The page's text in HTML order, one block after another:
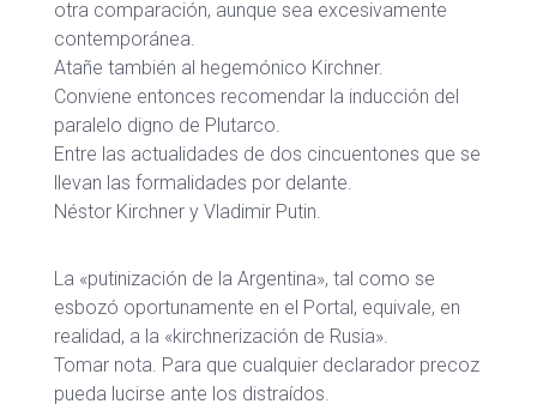
otra comparación, aunque sea excesivamente
contemporánea.
Atañe también al hegemónico Kirchner.
Conviene entonces recomendar la inducción del
paralelo digno de Plutarco.
Entre las actualidades de dos cincuentones que se
llevan las formalidades por delante.
Néstor Kirchner y Vladimir Putin.
La «putinización de la Argentina», tal como se
esbozó oportunamente en el Portal, equivale, en
realidad, a la «kirchnerización de Rusia».
Tomar nota. Para que cualquier declarador precoz
pueda lucirse ante los distraídos.